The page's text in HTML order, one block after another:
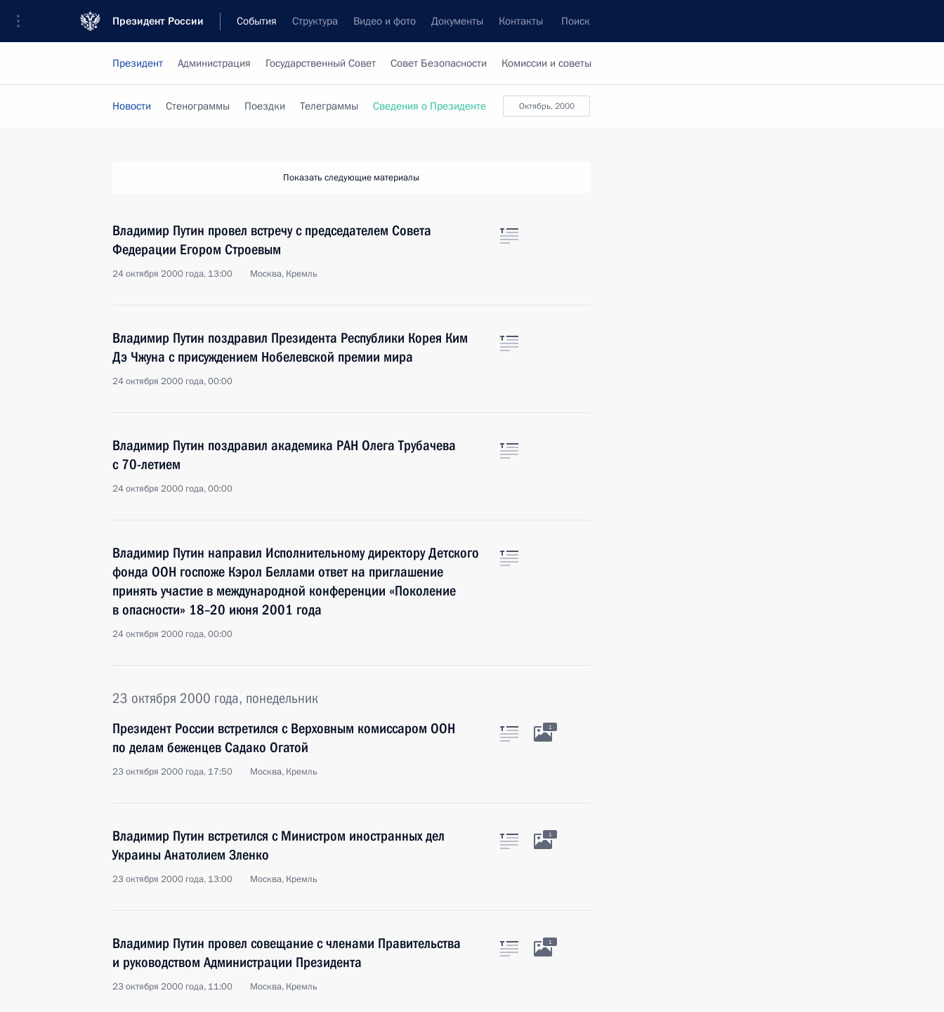
Президент России События Структура Видео и фото Документы Контакты Поиск
Президент Администрация Государственный Совет Совет Безопасности Комиссии и советы
октябрь, 2000
Новости Стенограммы Поездки Телеграммы Сведения о Президенте
Показать следующие материалы
Владимир Путин провел встречу с председателем Совета
Федерации Егором Строевым
24 октября 2000 года, 13:00 Москва, Кремль
Владимир Путин поздравил Президента Республики Корея Ким
Дэ Чжуна с присуждением Нобелевской премии мира
24 октября 2000 года, 00:00
Владимир Путин поздравил академика РАН Олега Трубачева
с 70-летием
24 октября 2000 года, 00:00
Владимир Путин направил Исполнительному директору Детского
фонда ООН госпоже Кэрол Беллами ответ на приглашение
принять участие в международной конференции «Поколение
в опасности» 18–20 июня 2001 года
24 октября 2000 года, 00:00
23 октября 2000 года, понедельник
Президент России встретился с Верховным комиссаром ООН
по делам беженцев Садако Огатой
23 октября 2000 года, 17:50 Москва, Кремль
1
Владимир Путин встретился с Министром иностранных дел
Украины Анатолием Зленко
23 октября 2000 года, 13:00 Москва, Кремль
1
Владимир Путин провел совещание с членами Правительства
и руководством Администрации Президента
23 октября 2000 года, 11:00 Москва, Кремль
1